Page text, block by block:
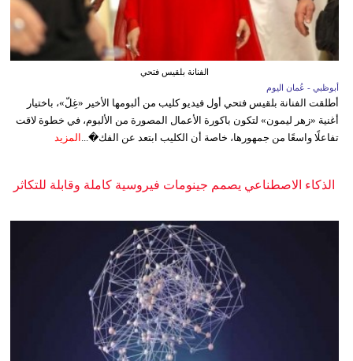
الفنانة بلقيس فتحي
أبوظبي - عُمان اليوم
أطلقت الفنانة بلقيس فتحي أول فيديو كليب من ألبومها الأخير «غِلّ»، باختيار
أغنية «زهر ليمون» لتكون باكورة الأعمال المصورة من الألبوم، في خطوة لاقت
تفاعلًا واسعًا من جمهورها، خاصة أن الكليب ابتعد عن الفك�... المزيد
الذكاء الاصطناعي يصمم جينومات فيروسية كاملة وقابلة للتكاثر